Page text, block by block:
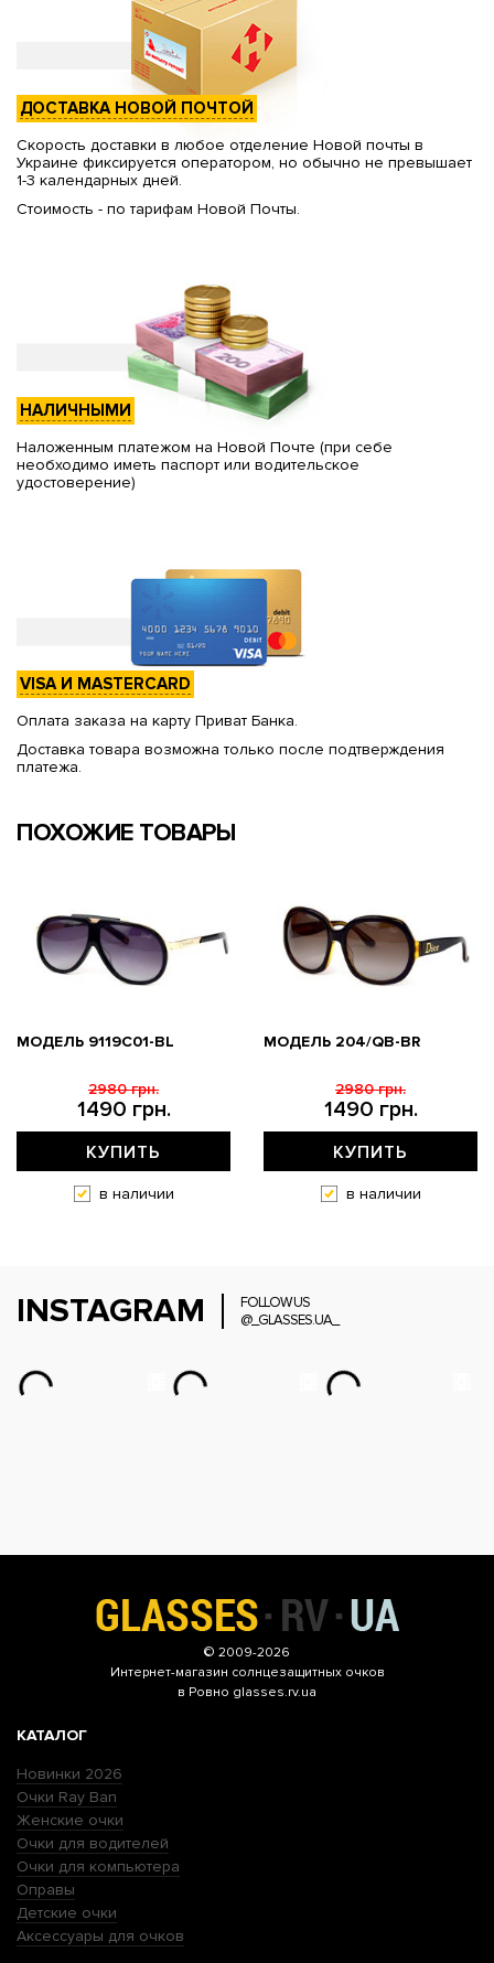
ДОСТАВКА НОВОЙ ПОЧТОЙ
Скорость доставки в любое отделение Новой почты в
Украине фиксируется оператором, но обычно не превышает
1-3 календарных дней.
Стоимость - по тарифам Новой Почты.
НАЛИЧНЫМИ
Наложенным платежом на Новой Почте (при себе
необходимо иметь паспорт или водительское
удостоверение)
VISA И MASTERCARD
Оплата заказа на карту Приват Банка.
Доставка товара возможна только после подтверждения
платежа.
ПОХОЖИЕ ТОВАРЫ
МОДЕЛЬ 9119С01-BL
1490 грн.
2980 грн.
КУПИТЬ
в наличии
МОДЕЛЬ 204/QB-BR
1490 грн.
2980 грн.
КУПИТЬ
в наличии
INSTAGRAM
FOLLOW US
@_GLASSES.UA_
© 2009-2026
Интернет-магазин солнцезащитных очков
в Ровно glasses.rv.ua
КАТАЛОГ
Новинки 2026
Очки Ray Ban
Женские очки
Очки для водителей
Очки для компьютера
Оправы
Детские очки
Аксессуары для очков